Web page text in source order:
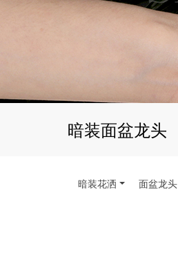
暗装面盆龙头
暗装花洒 面盆龙头